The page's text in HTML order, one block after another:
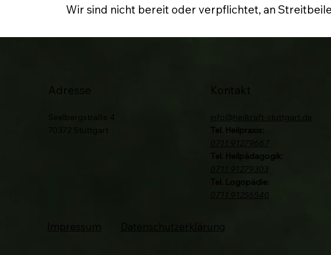
Wir sind nicht bereit oder verpflichtet, an
Adresse
Seelbergstraße 4
70372 Stuttgart
Kontakt
info@heilkraft-stuttgart.de
Tel. Heilpraxis:
0711 91279667
Tel. Heilpädagogik:
0711 91279303
Tel. Logopädie:
0711 91256540
Impressum Datenschutzerklärung